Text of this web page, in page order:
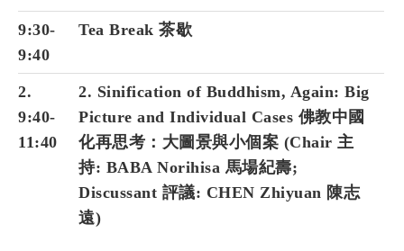
9:30-
9:40
Tea Break 茶歇
2.
9:40-
11:40
2. Sinification of Buddhism, Again: Big
Picture and Individual Cases 佛教中國
化再思考：大圖景與小個案 (Chair 主
持: BABA Norihisa 馬場紀壽;
Discussant 評議: CHEN Zhiyuan 陳志
遠)